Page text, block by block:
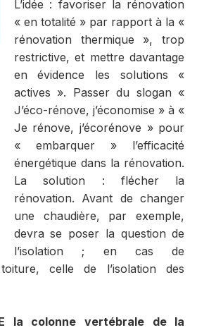
L’idée : favoriser la rénovation
« en totalité » par rapport à la «
rénovation thermique », trop
restrictive, et mettre davantage
en évidence les solutions «
actives ». Passer du slogan «
J’éco-rénove, j’économise » à «
Je rénove, j’écorénove » pour
« embarquer » l’efficacité
énergétique dans la rénovation.
La solution : flécher la
rénovation. Avant de changer
une chaudière, par exemple,
devra se poser la question de
l’isolation ; en cas de
celle de l’isolation des
la colonne vertébrale de la